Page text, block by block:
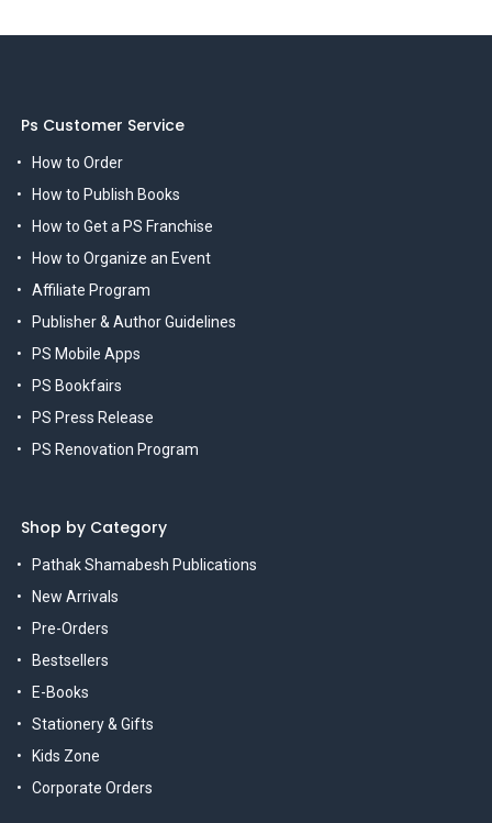
Ps Customer Service
How to Order
How to Publish Books
How to Get a PS Franchise
How to Organize an Event
Affiliate Program
Publisher & Author Guidelines
PS Mobile Apps
PS Bookfairs
PS Press Release
PS Renovation Program
Shop by Category
Pathak Shamabesh Publications
New Arrivals
Pre-Orders
Bestsellers
E-Books
Stationery & Gifts
Kids Zone
Corporate Orders